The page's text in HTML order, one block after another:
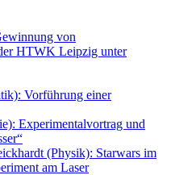
von
HTWK Leipzig unter
Vorführung einer
Experimentalvortrag und
(Physik): Starwars im
am Laser